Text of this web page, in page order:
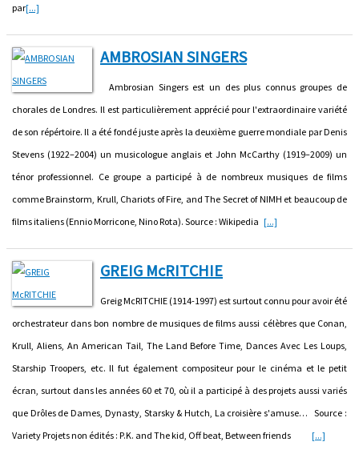
par[...]
AMBROSIAN SINGERS
Ambrosian Singers est un des plus connus groupes de
chorales de Londres. Il est particulièrement apprécié pour l'extraordinaire variété
de son répértoire. Il a été fondé juste après la deuxième guerre mondiale par Denis
Stevens (1922–2004) un musicologue anglais et John McCarthy (1919–2009) un
ténor professionnel. Ce groupe a participé à de nombreux musiques de films
comme Brainstorm, Krull, Chariots of Fire, and The Secret of NIMH et beaucoup de
films italiens (Ennio Morricone, Nino Rota). Source : Wikipedia [...]
GREIG McRITCHIE
Greig McRITCHIE (1914-1997) est surtout connu pour avoir été
orchestrateur dans bon nombre de musiques de films aussi célèbres que Conan,
Krull, Aliens, An American Tail, The Land Before Time, Dances Avec Les Loups,
Starship Troopers, etc. Il fut également compositeur pour le cinéma et le petit
écran, surtout dans les années 60 et 70, où il a participé à des projets aussi variés
que Drôles de Dames, Dynasty, Starsky & Hutch, La croisière s'amuse… Source :
Variety Projets non édités : P.K. and The kid, Off beat, Between friends [...]